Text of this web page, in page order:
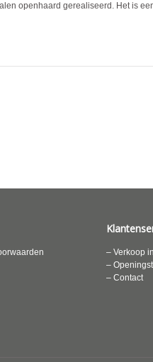
openhaard gerealiseerd. Het is
– Verkoop
–
– Contact